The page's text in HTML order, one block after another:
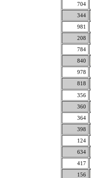
704
344
981
208
784
840
978
818
356
360
364
398
124
634
417
156